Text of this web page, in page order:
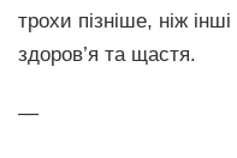
трохи пізніше, ніж
здоров’я та щастя.
—